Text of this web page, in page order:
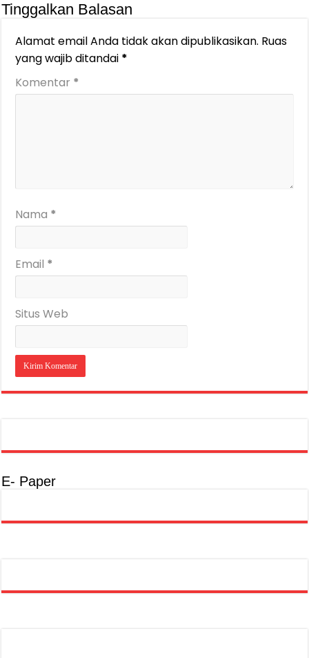
Tinggalkan Balasan
Alamat email Anda tidak akan dipublikasikan. Ruas
yang wajib ditandai *
Komentar *
Nama *
Email *
Situs Web
E- Paper